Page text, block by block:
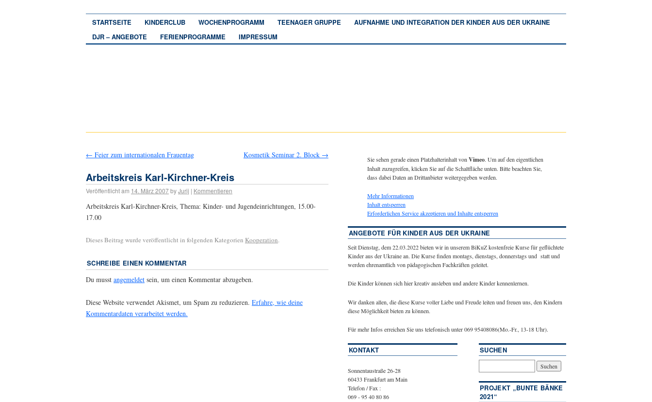
STARTSEITE KINDERCLUB WOCHENPROGRAMM TEENAGER GRUPPE
AUFNAHME UND INTEGRATION DER KINDER AUS DER UKRAINE
DJR – ANGEBOTE
FERIENPROGRAMME IMPRESSUM
← Feier zum internationalen Frauentag Kosmetik Seminar 2. Block →
Arbeitskreis Karl-Kirchner-Kreis
Veröffentlicht am 14. März 2007byJurij | Kommentieren
Arbeitskreis Karl-Kirchner-Kreis, Thema: Kinder- und Jugendeinrichtungen, 15.00-
17.00
Dieses Beitrag wurde veröffentlicht in folgenden Kategorien Kooperation.
SCHREIBE EINEN KOMMENTAR
Du musst angemeldet sein, um einen Kommentar abzugeben.
Diese Website verwendet Akismet, um Spam zu reduzieren. Erfahre, wie deine
Kommentardaten verarbeitet werden.
Sie sehen gerade einen Platzhalterinhalt von Vimeo. Um auf den eigentlichen
Inhalt zuzugreifen, klicken Sie auf die Schaltfläche unten. Bitte beachten Sie,
dass dabei Daten an Drittanbieter weitergegeben werden.
Mehr Informationen
Inhalt entsperren
Erforderlichen Service akzeptieren und Inhalte entsperren
ANGEBOTE FÜR KINDER AUS DER UKRAINE
Seit Dienstag, dem 22.03.2022 bieten wir in unserem BiKuZ kostenfreie Kurse für geflüchtete
Kinder aus der Ukraine an. Die Kurse finden montags, dienstags, donnerstags und statt und
werden ehrenamtlich von pädagogischen Fachkräften geleitet.
Die Kinder können sich hier kreativ ausleben und andere Kinder kennenlernen.
Wir danken allen, die diese Kurse voller Liebe und Freude leiten und freuen uns, den Kindern
diese Möglichkeit bieten zu können.
Für mehr Infos erreichen Sie uns telefonisch unter 069 95408086(Mo.-Fr., 13-18 Uhr).
KONTAKT
Sonnentaustraße 26-28
60433 Frankfurt am Main
Telefon / Fax :
069 - 95 40 80 86
SUCHEN
PROJEKT „BUNTE BÄNKE
2021“